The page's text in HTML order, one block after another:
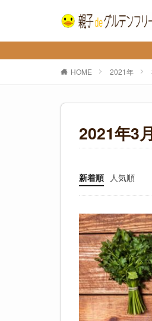
HOME 2021年
2021年3月
新着順 人気順